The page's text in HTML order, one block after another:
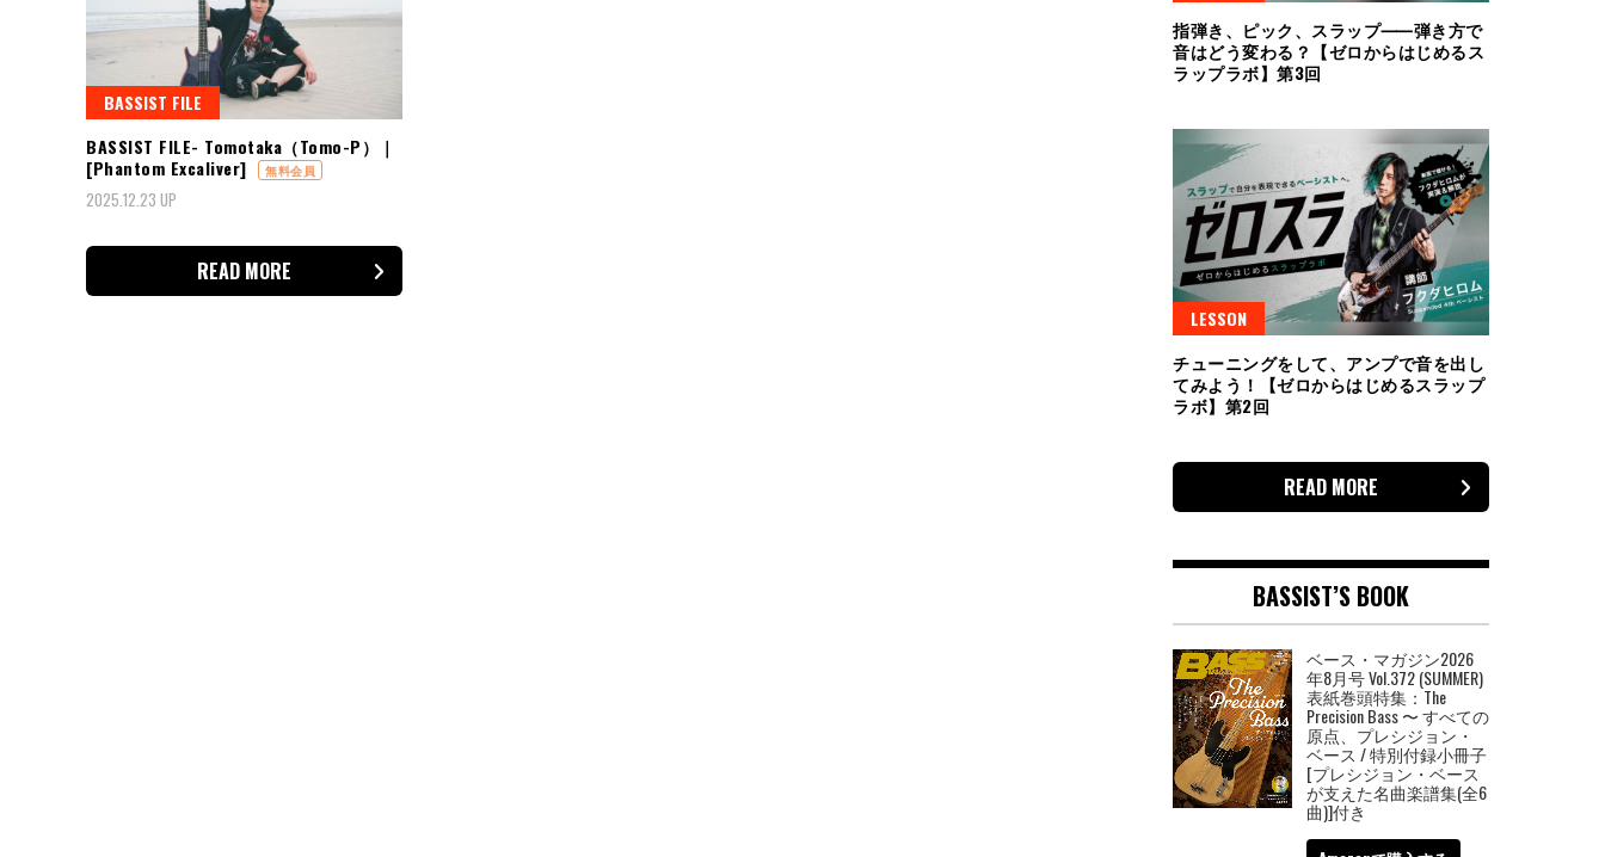
BASSIST FILE
BASSIST FILE- Tomotaka（Tomo-P）｜
[Phantom Excaliver]
無料会員
2025.12.23 UP
READ MORE
指弾き、ピック、スラップ⸺弾き方で
音はどう変わる？【ゼロからはじめるス
ラップラボ】第3回
LESSON
チューニングをして、アンプで音を出し
てみよう！【ゼロからはじめるスラップ
ラボ】第2回
READ MORE
BASSIST’S BOOK
ベース・マガジン2026
年8月号 Vol.372 (SUMMER)
表紙巻頭特集：The
Precision Bass 〜 すべての
原点、プレシジョン・
ベース / 特別付録小冊子
[プレシジョン・ベース
が支えた名曲楽譜集(全6
曲)]付き